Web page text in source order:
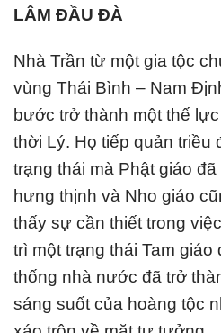
LÂM ĐẦU ĐÀ
Nhà Trần từ một gia tộc
vùng Thái Bình – Nam
bước trở thành một thế
thời Lý. Họ tiếp quản triều
trạng thái mà Phật giáo
hưng thịnh và Nho giáo
thấy sự cần thiết trong
trì một trạng thái Tam
thống nhà nước đã trở
sáng suốt của hoàng tộc